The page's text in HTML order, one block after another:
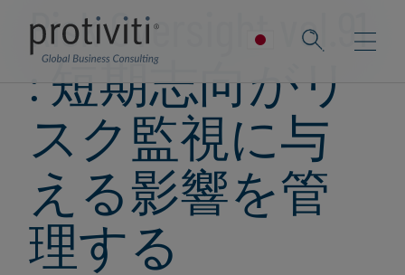
Risk Oversight vol.91
: 短期志向がリ
スク監視に与
える影響を管
理する